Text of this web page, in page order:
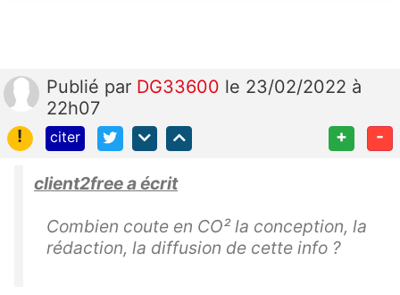
Publié par DG33600 le 23/02/2022 à
22h07
!
citer + -
client2free a écrit
Combien coute en CO² la conception, la
rédaction, la diffusion de cette info ?